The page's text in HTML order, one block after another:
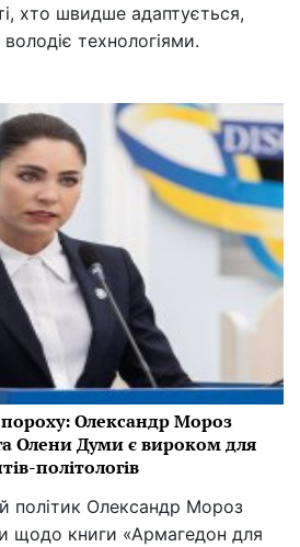
хто швидше адаптується,
технологіями.
Олександр Мороз
Олени Думи є вироком для
політологів
політик Олександр Мороз
щодо книги «Армагедон для